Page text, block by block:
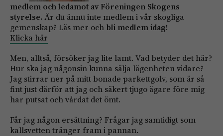
medlem och ledamot av Föreningen Skogens
styrelse. Är du ännu inte medlem i vår skogliga
gemenskap? Läs mer och bli medlem idag!
Klicka här
Men, alltså, försöker jag lite lamt. Vad betyder det här?
Hur ska jag någonsin kunna sälja lägenheten vidare?
Jag stirrar ner på mitt bonade parkettgolv, som är så
fint just därför att jag och säkert tjugo ägare före mig
har putsat och vårdat det ömt.
Får jag någon ersättning? Frågar jag samtidigt som
kallsvetten tränger fram i pannan.